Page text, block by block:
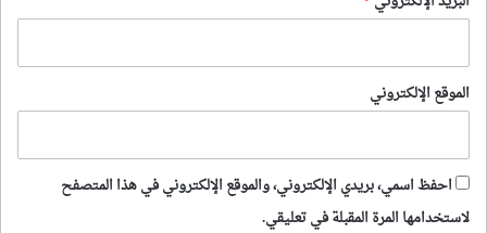
الموقع الإلكتروني
احفظ اسمي، بريدي الإلكتروني، والموقع الإلكتروني في هذا المتصفح
لاستخدامها المرة المقبلة في تعليقي.